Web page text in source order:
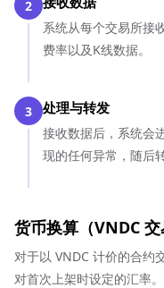
2
系统从每个交易所接
费率以及K线数据。
3 处理与转发
接收数据后，系统会
现的任何异常，随后
货币换算（VNDC 交
对于以 VNDC 计价的合约
对首次上架时设定的汇率。